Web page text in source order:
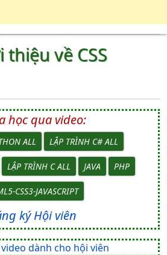
thiệu về CSS
học qua video:
ALL LẬP TRÌNH C# ALL
LẬP TRÌNH C ALL JAVA PHP
CSS3-JAVASCRIPT
ký Hội viên
video dành cho hội viên